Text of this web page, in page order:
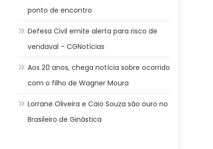
ponto de encontro
Defesa Civil emite alerta para risco de
vendaval – CGNotícias
Aos 20 anos, chega notícia sobre ocorrido
com o filho de Wagner Moura
Lorrane Oliveira e Caio Souza são ouro no
Brasileiro de Ginástica